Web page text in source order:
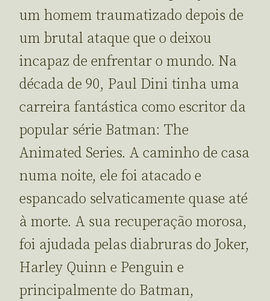
um homem traumatizado depois de
um brutal ataque que o deixou
incapaz de enfrentar o mundo. Na
década de 90, Paul Dini tinha uma
carreira fantástica como escritor da
popular série Batman: The
Animated Series. A caminho de casa
numa noite, ele foi atacado e
espancado selvaticamente quase até
à morte. A sua recuperação morosa,
foi ajudada pelas diabruras do Joker,
Harley Quinn e Penguin e
principalmente do Batman,